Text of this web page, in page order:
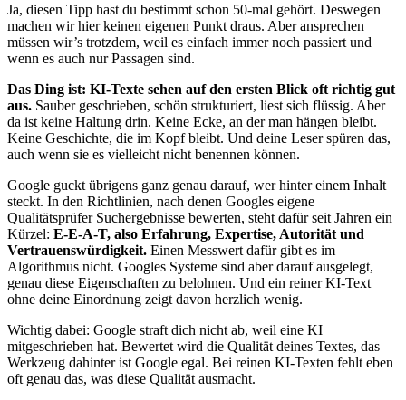
Ja, diesen Tipp hast du bestimmt schon 50-mal gehört. Deswegen
machen wir hier keinen eigenen Punkt draus. Aber ansprechen
müssen wir’s trotzdem, weil es einfach immer noch passiert und
wenn es auch nur Passagen sind.
Das Ding ist: KI-Texte sehen auf den ersten Blick oft richtig gut
aus. Sauber geschrieben, schön strukturiert, liest sich flüssig. Aber
da ist keine Haltung drin. Keine Ecke, an der man hängen bleibt.
Keine Geschichte, die im Kopf bleibt. Und deine Leser spüren das,
auch wenn sie es vielleicht nicht benennen können.
Google guckt übrigens ganz genau darauf, wer hinter einem Inhalt
steckt. In den Richtlinien, nach denen Googles eigene
Qualitätsprüfer Suchergebnisse bewerten, steht dafür seit Jahren ein
Kürzel: E-E-A-T, also Erfahrung, Expertise, Autorität und
Vertrauenswürdigkeit. Einen Messwert dafür gibt es im
Algorithmus nicht. Googles Systeme sind aber darauf ausgelegt,
genau diese Eigenschaften zu belohnen. Und ein reiner KI-Text
ohne deine Einordnung zeigt davon herzlich wenig.
Wichtig dabei: Google straft dich nicht ab, weil eine KI
mitgeschrieben hat. Bewertet wird die Qualität deines Textes, das
Werkzeug dahinter ist Google egal. Bei reinen KI-Texten fehlt eben
oft genau das, was diese Qualität ausmacht.